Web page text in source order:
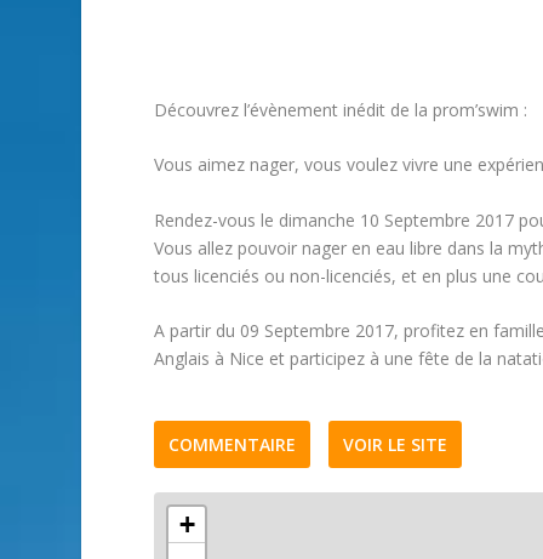
Découvrez l’évènement inédit de la prom’swim :
Vous aimez nager, vous voulez vivre une
Rendez-vous le dimanche 10 Septembre 2017
Vous allez pouvoir nager en eau libre dans la
tous licenciés ou non-licenciés, et en plus une
A partir du 09 Septembre 2017, profitez en
Anglais à Nice et participez à une fête de la
COMMENTAIRE VOIR LE SITE
+